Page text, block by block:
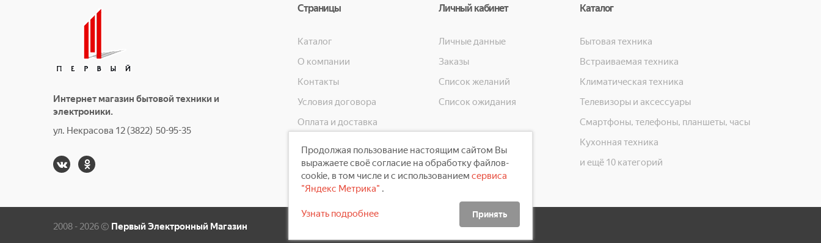
Интернет магазин бытовой техники и
электроники.
ул. Некрасова 12 (3822) 50-95-35
Страницы
Каталог
О компании
Контакты
Условия договора
Оплата и доставка
Скидки
Личный кабинет
Личные данные
Заказы
Список желаний
Список ожидания
Каталог
Бытовая техника
Встраиваемая техника
Климатическая техника
Телевизоры и аксессуары
Смартфоны, телефоны, планшеты, часы
Кухонная техника
и ещё 10 категорий
2008 - 2026 © Первый Электронный Магазин
Продолжая пользование настоящим сайтом Вы
выражаете своё согласие на обработку файлов-
cookie, в том числе и с использованием сервиса
"Яндекс Метрика" .
Узнать подробнее Принять